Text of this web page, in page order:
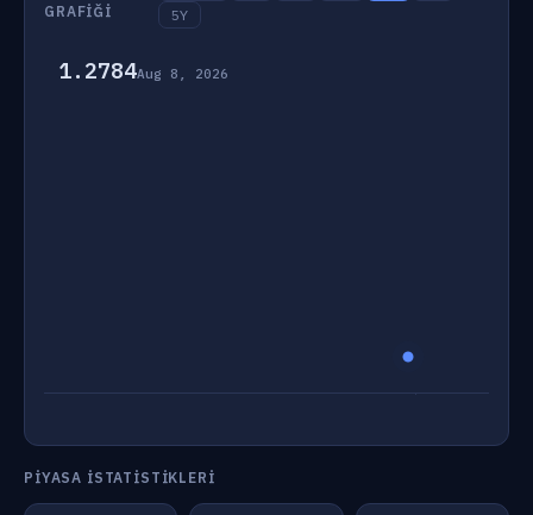
GRAFIĞI
5Y
1.2784Aug 8, 2026
PIYASA İSTATISTIKLERI